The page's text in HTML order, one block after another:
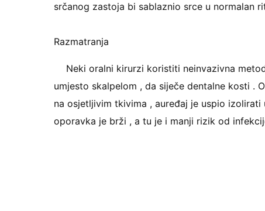
srčanog zastoja bi sablaznio srce u normalan
Razmatranja
Neki oralni kirurzi koristiti neinvazivna
umjesto skalpelom , da siječe dentalne kosti .
na osjetljivim tkivima , auređaj je uspio
oporavka je brži , a tu je i manji rizik od